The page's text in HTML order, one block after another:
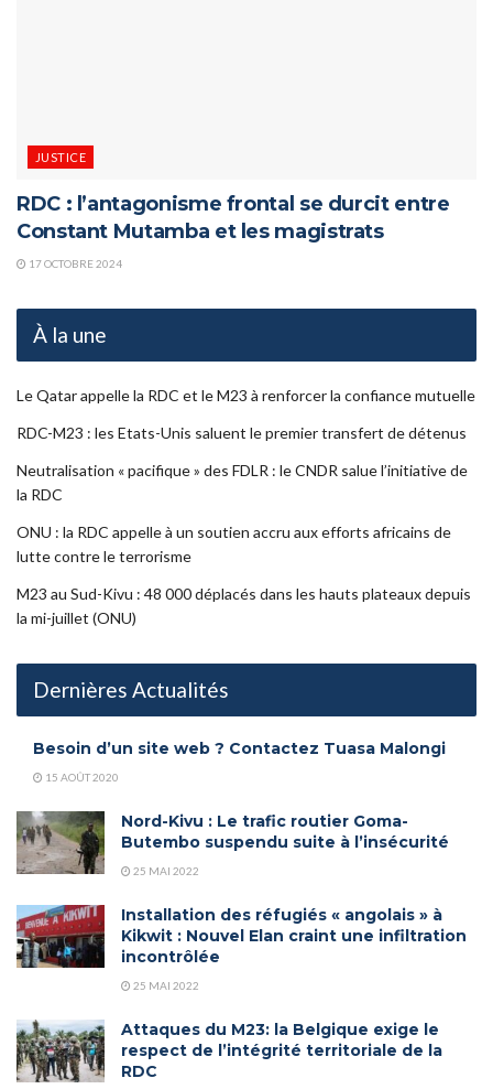
JUSTICE
RDC : l’antagonisme frontal se durcit entre
Constant Mutamba et les magistrats
17 OCTOBRE 2024
À la une
Le Qatar appelle la RDC et le M23 à renforcer la confiance mutuelle
RDC-M23 : les Etats-Unis saluent le premier transfert de détenus
Neutralisation « pacifique » des FDLR : le CNDR salue l’initiative de
la RDC
ONU : la RDC appelle à un soutien accru aux efforts africains de
lutte contre le terrorisme
M23 au Sud-Kivu : 48 000 déplacés dans les hauts plateaux depuis
la mi-juillet (ONU)
Dernières Actualités
Besoin d’un site web ? Contactez Tuasa Malongi
15 AOÛT 2020
Nord-Kivu : Le trafic routier Goma-
Butembo suspendu suite à l’insécurité
25 MAI 2022
Installation des réfugiés « angolais » à
Kikwit : Nouvel Elan craint une infiltration
incontrôlée
25 MAI 2022
Attaques du M23: la Belgique exige le
respect de l’intégrité territoriale de la
RDC